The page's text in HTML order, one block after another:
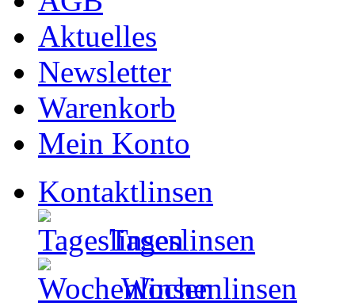
Aktuelles
Newsletter
Warenkorb
Mein Konto
Kontaktlinsen
Tageslinsen
Wochenlinsen